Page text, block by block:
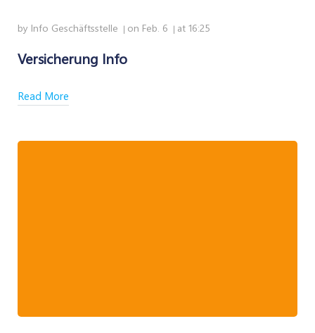
by Info Geschäftsstelle | on Feb. 6 | at 16:25
Versicherung Info
Read More